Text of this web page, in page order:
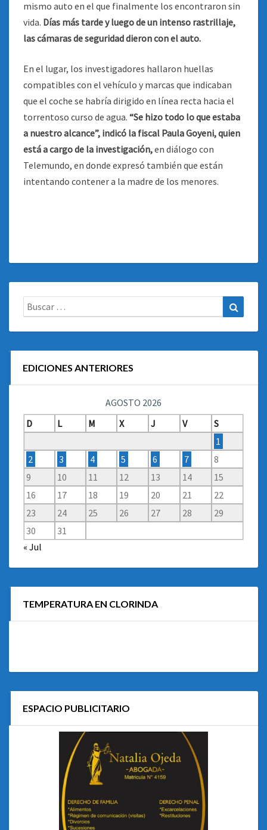
mismo auto en el que finalmente los encontraron sin
vida. Días más tarde y luego de un intenso rastrillaje,
las cámaras de seguridad dieron con el auto.
En el lugar, los investigadores hallaron huellas
compatibles con el vehículo y marcas que indicaban
que el coche se habría dirigido en línea recta hacia el
torrentoso curso de agua. “Se hizo todo lo que estaba
a nuestro alcance”, indicó la fiscal Paula Goyeni, quien
está a cargo de la investigación,en diálogo con
Telemundo, en donde expresó también que están
intentando contener a la madre de los menores.
Buscar:
EDICIONES ANTERIORES
AGOSTO 2026
D
L M X J V
S
1
2
3 4 5 6 7
8
9
10 11 12 13 14
15
16
17 18 19 20 21
22
23
24 25 26 27 28
29
30
31
« Jul
TEMPERATURA EN CLORINDA
ESPACIO PUBLICITARIO